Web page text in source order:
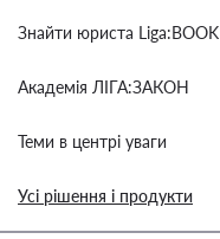
Знайти юриста Liga:BOOK
Академія ЛІГА:ЗАКОН
Теми в центрі уваги
Усі рішення і продукти